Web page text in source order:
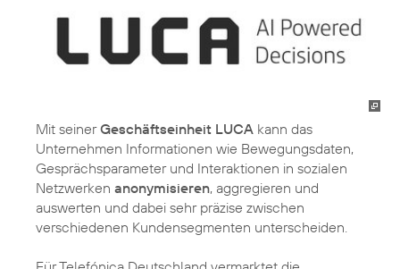
Mit seinerGeschäftseinheit LUCA kann das
Unternehmen Informationen wie Bewegungsdaten,
Gesprächsparameter und Interaktionen in sozialen
Netzwerken anonymisieren, aggregieren und
auswerten und dabei sehr präzise zwischen
verschiedenen Kundensegmenten unterscheiden.